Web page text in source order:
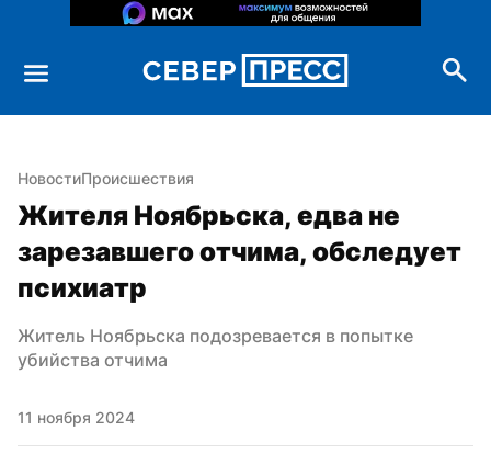
НовостиПроисшествия
Жителя Ноябрьска, едва не
зарезавшего отчима, обследует
психиатр
Житель Ноябрьска подозревается в попытке
убийства отчима
11 ноября 2024